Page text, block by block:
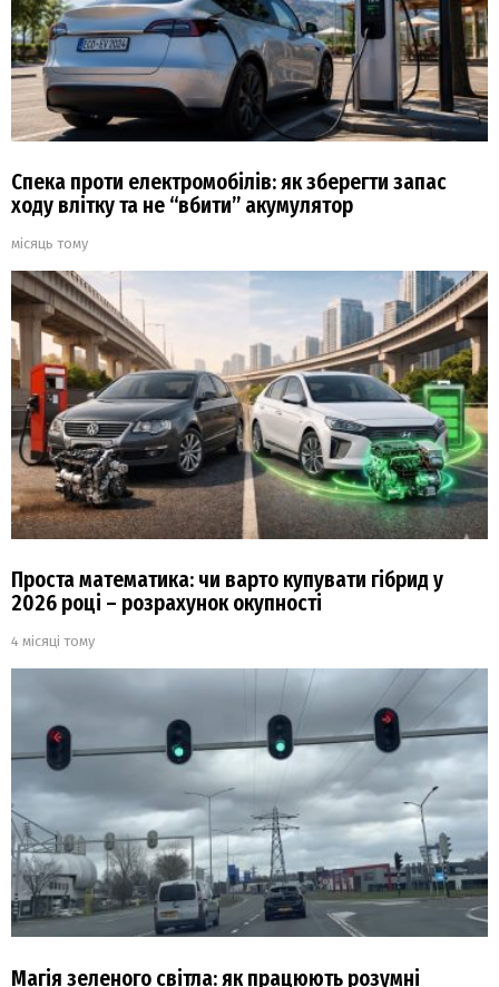
Спека проти електромобілів: як зберегти запас
ходу влітку та не “вбити” акумулятор
місяць тому
Проста математика: чи варто купувати гібрид у
2026 році – розрахунок окупності
4 місяці тому
Магія зеленого світла: як працюють розумні